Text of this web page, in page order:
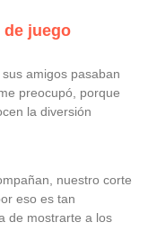
de juego
amigos pasaban
preocupó, porque
la diversión
nuestro corte
eso es tan
de mostrarte a los